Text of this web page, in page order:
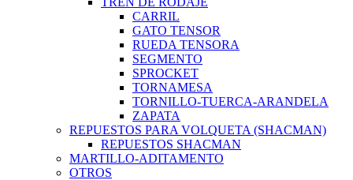
CARRIL
GATO TENSOR
RUEDA TENSORA
SEGMENTO
SPROCKET
TORNAMESA
TORNILLO-TUERCA-ARANDELA
ZAPATA
REPUESTOS PARA VOLQUETA (SHACMAN)
REPUESTOS SHACMAN
MARTILLO-ADITAMENTO
OTROS